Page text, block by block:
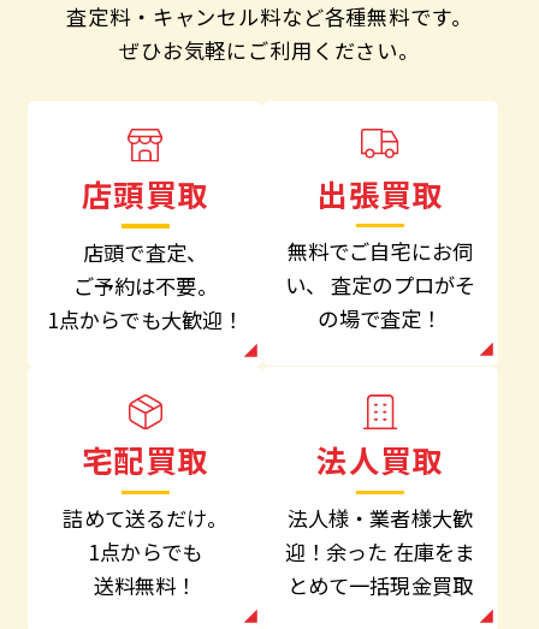
査定料・キャンセル料など各種無料です。
ぜひお気軽にご利用ください。
店頭買取
店頭で査定、
ご予約は不要。
1点からでも大歓迎！
出張買取
無料でご自宅にお伺
い、 査定のプロがそ
の場で査定！
宅配買取
詰めて送るだけ。
1点からでも
送料無料！
法人買取
法人様・業者様大歓
迎！余った 在庫をま
とめて一括現金買取